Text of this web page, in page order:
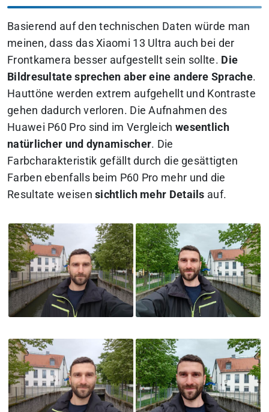
Basierend auf den technischen Daten würde man
meinen, dass das Xiaomi 13 Ultra auch bei der
Frontkamera besser aufgestellt sein sollte. Die
Bildresultate sprechen aber eine andere Sprache.
Hauttöne werden extrem aufgehellt und Kontraste
gehen dadurch verloren. Die Aufnahmen des
Huawei P60 Pro sind im Vergleich wesentlich
natürlicher und dynamischer. Die
Farbcharakteristik gefällt durch die gesättigten
Farben ebenfalls beim P60 Pro mehr und die
Resultate weisen sichtlich mehr Details auf.